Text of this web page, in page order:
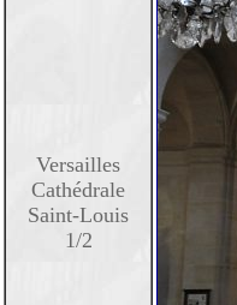
Versailles
Cathédrale
Saint-Louis
1/2